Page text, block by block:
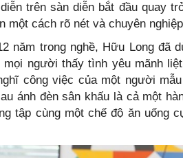
trên sàn diễn bắt đầu quay
một cách rõ nét và chuyên
năm trong nghề, Hữu Long đã
người thấy tình yêu mãnh
công việc của một người
ánh đèn sân khấu là cả một
tập cùng một chế độ ăn uống